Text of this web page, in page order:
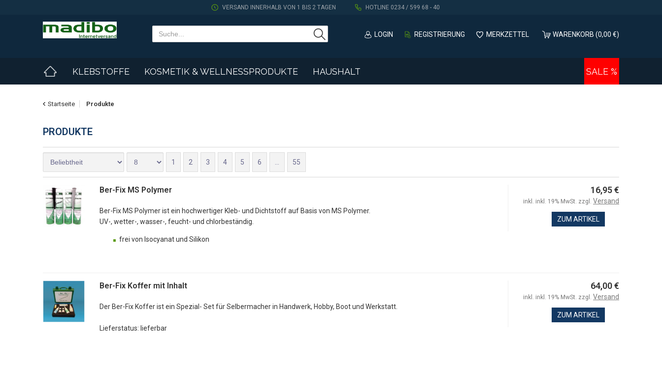
VERSAND INNERHALB VON 1 BIS 2 TAGEN HOTLINE 0234 / 599 68 - 40
LOGIN REGISTRIERUNG MERKZETTEL WARENKORB (0,00 €)
KLEBSTOFFE KOSMETIK & WELLNESSPRODUKTE HAUSHALT SALE %
Startseite Produkte
PRODUKTE
1 2 3 4 5 6 55
Ber-Fix MS Polymer
Ber-Fix MS Polymer ist ein hochwertiger Kleb- und Dichtstoff auf Basis von MS Polymer.
UV-, wetter-, wasser-, feucht- und chlorbeständig.
frei von Isocyanat und Silikon
Lieferstatus: lieferbar
16,95 €
inkl. inkl. 19% MwSt. zzgl. Versand
ZUM ARTIKEL
Ber-Fix Koffer mit Inhalt
Der Ber-Fix Koffer ist ein Spezial- Set für Selbermacher in Handwerk, Hobby, Boot und Werkstatt.
Lieferstatus: lieferbar
64,00 €
inkl. inkl. 19% MwSt. zzgl. Versand
ZUM ARTIKEL